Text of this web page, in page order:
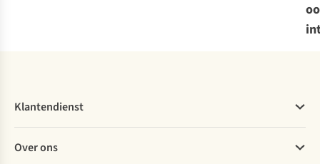
Klantendienst
Bestellen
Over ons